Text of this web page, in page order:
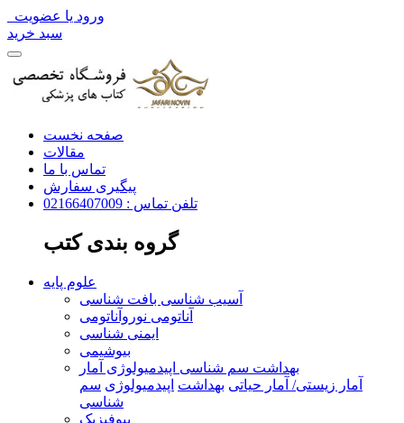
ورود یا عضویت
سبد خرید
صفحه نخست
مقالات
تماس با ما
پیگیری سفارش
تلفن تماس : 02166407009
گروه بندی کتب
علوم پایه
آسیب شناسی بافت شناسی
آناتومی نوروآناتومی
ایمنی شناسی
بیوشیمی
بهداشت سم شناسی اپیدمیولوژی آمار
آمار زیستی/ آمار حیاتی بهداشت اپیدمیولوژی سم
شناسی
بیوفیزیک